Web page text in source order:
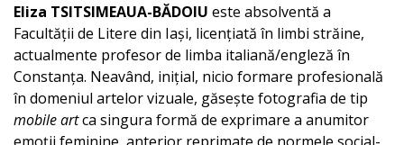
Eliza TSITSIMEAUA-BĂDOIU este absolventă a
Facultății de Litere din Iași, licențiată în limbi străine,
actualmente profesor de limba italiană/engleză în
Constanța. Neavând, inițial, nicio formare profesională
în domeniul artelor vizuale, găsește fotografia de tip
mobile artca singura formă de exprimare a anumitor